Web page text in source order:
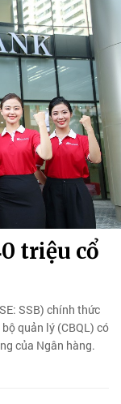
triệu cổ
SSB) chính thức
quản lý (CBQL) có
của Ngân hàng.